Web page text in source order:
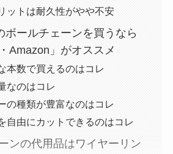
ットは耐久性がやや不安
ボールチェーンを買うなら
Amazon」がオススメ
本数で買えるのはコレ
なのはコレ
の種類が豊富なのはコレ
自由にカットできるのはコレ
ンの代用品はワイヤーリン